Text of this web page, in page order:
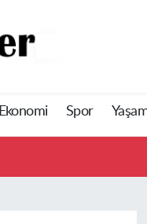
Ekonomi Spor